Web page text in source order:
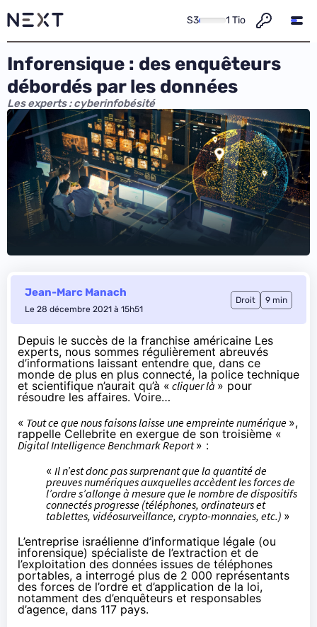
S3 1 Tio
Inforensique : des enquêteurs
débordés par les données
Les experts : cyberinfobésité
Jean-Marc Manach
Le 28 décembre 2021 à 15h51
Droit 9 min
Depuis le succès de la franchise américaine Les
experts, nous sommes régulièrement abreuvés
d’informations laissant entendre que, dans ce
monde de plus en plus connecté, la police technique
et scientifique n’aurait qu’à « cliquer là » pour
résoudre les affaires. Voire…
« Tout ce que nous faisons laisse une empreinte numérique »,
rappelle Cellebrite en exergue de son troisième «
Digital Intelligence Benchmark Report » :
« Il n’est donc pas surprenant que la quantité de
preuves numériques auxquelles accèdent les forces de
l’ordre s’allonge à mesure que le nombre de dispositifs
connectés progresse (téléphones, ordinateurs et
tablettes, vidéosurveillance, crypto-monnaies, etc.) »
L’entreprise israélienne d’informatique légale (ou
inforensique) spécialiste de l’extraction et de
l’exploitation des données issues de téléphones
portables, a interrogé plus de 2 000 représentants
des forces de l’ordre et d’application de la loi,
notamment des d’enquêteurs et responsables
d’agence, dans 117 pays.